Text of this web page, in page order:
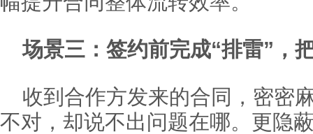
场景三：签约前完成“排雷”，
收到合作方发来的合同，密密
不对，却说不出问题在哪。更隐